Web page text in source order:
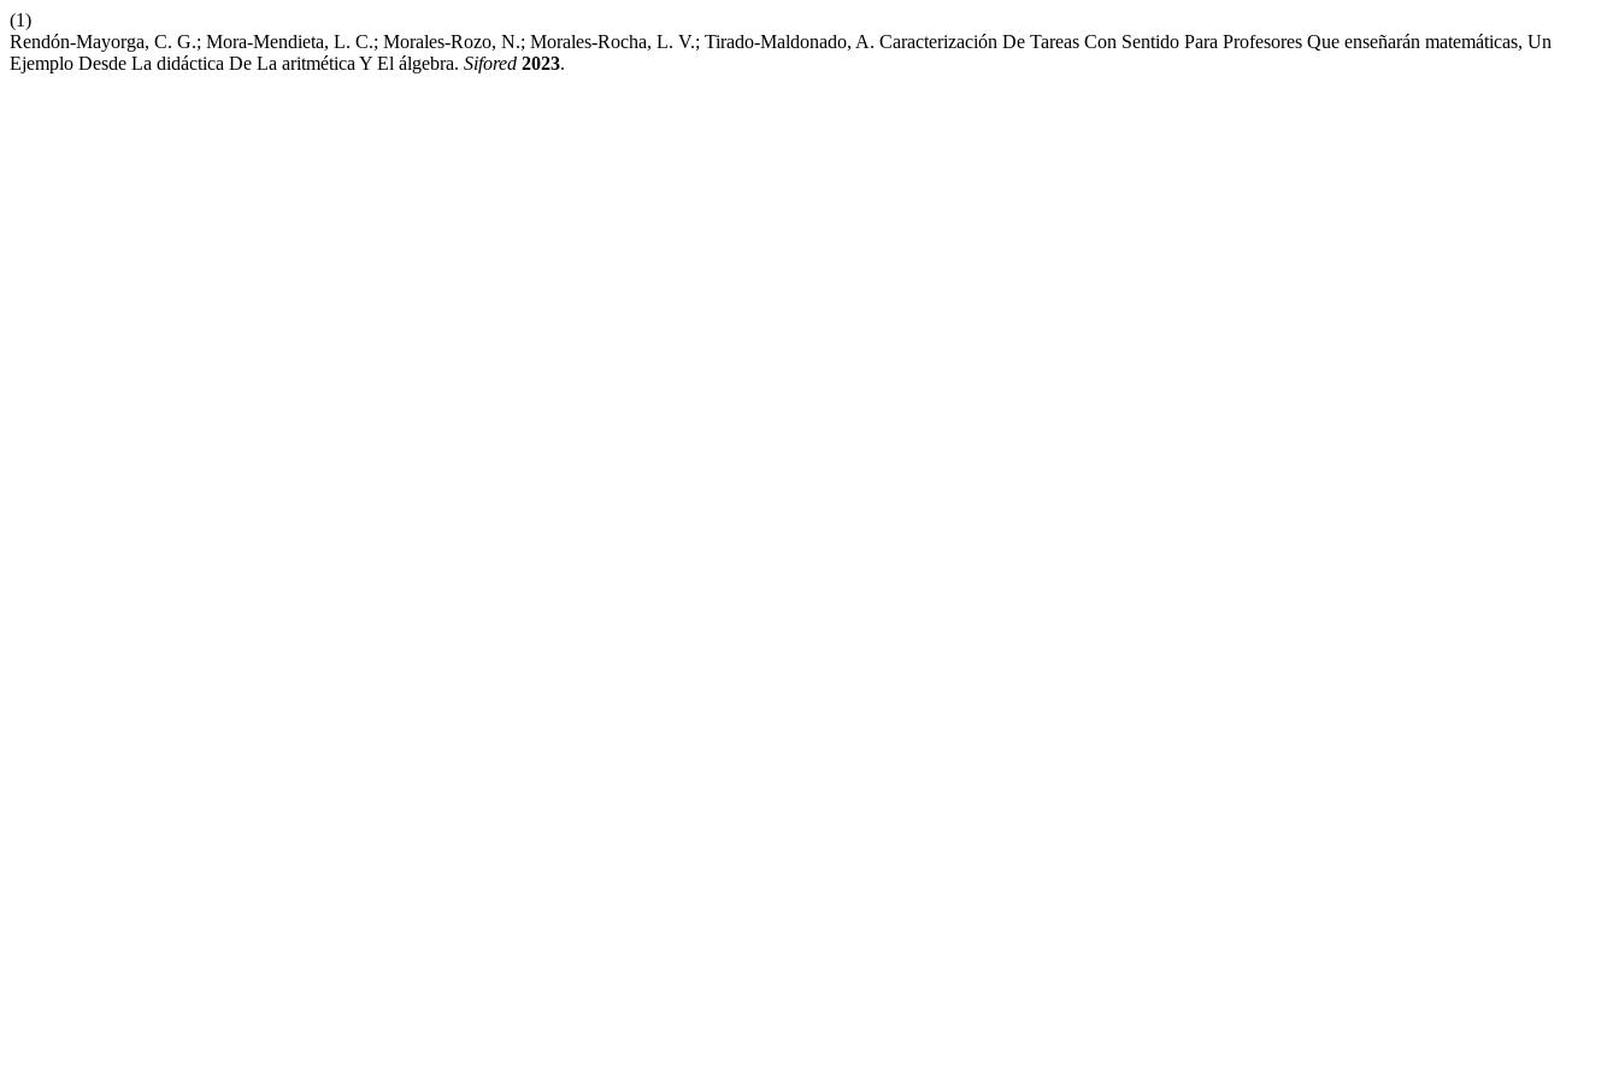
(1)
Rendón-Mayorga, C. G.; Mora-Mendieta, L. C.; Morales-Rozo, N.; Morales-Rocha, L. V.; Tirado-Maldonado, A. Caracterización De Tareas Con Sentido Para Profesores Que enseñarán matemáticas, Un
Ejemplo Desde La didáctica De La aritmética Y El álgebra. Sifored 2023.